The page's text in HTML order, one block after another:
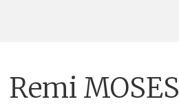
Remi MOSES